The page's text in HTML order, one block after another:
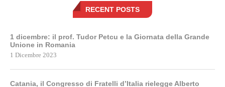
RECENT POSTS
1 dicembre: il prof. Tudor Petcu e la Giornata della Grande
Unione in Romania
1 Dicembre 2023
Catania, il Congresso di Fratelli d’Italia rielegge Alberto